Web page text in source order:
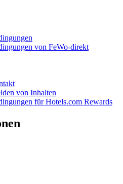
von FeWo-direkt
von Inhalten
für Hotels.com Rewards